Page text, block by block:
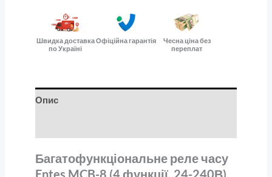
Швидка доставка
по Україні
Офіційна гарантія
Чесна ціна без
переплат
Опис
Багатофункціональне реле часу